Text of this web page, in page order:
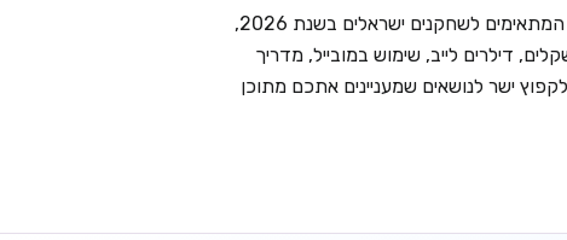
בעמוד זה ריכזנו את 6 בתי הקזינו המקוונים המובילים המתאימים לשחקנים ישראלים בשנת 2026,
דילרים לייב, שימוש במובייל, מדריך
ישר לנושאים שמעניינים אתכם מתוכן